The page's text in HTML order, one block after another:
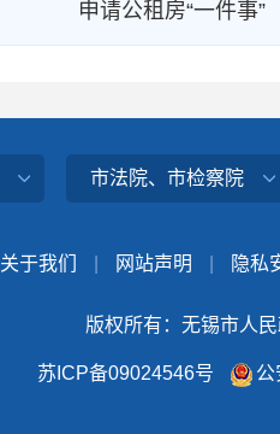
申请公租房“一件事”
市法院、市检察院
关于我们 网站声明 隐私
版权所有：无锡市人
苏ICP备09024546号 公